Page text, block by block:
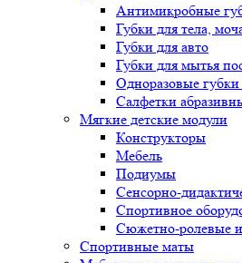
Антимикробные
Губки для тела,
Губки для авто
Губки для мытья
Одноразовые
Салфетки
Мягкие детские модули
Конструкторы
Мебель
Подиумы
Сенсорно-
Спортивное
Сюжетно-ролевые
Спортивные маты